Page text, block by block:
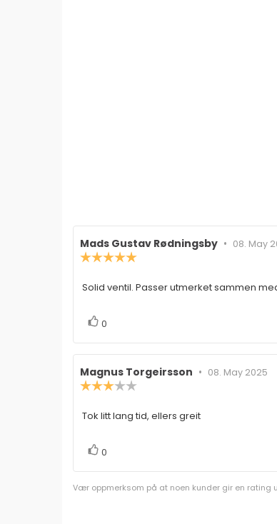
Forfatter:
Mads Gustav Rødningsby • 08. May
5
Omtaletekst:
Solid ventil. Passer utmerket sammen
Liker
0
Forfatter:
Magnus Torgeirsson • Omtaledato:
08. May 2025
5
Omtaletekst:
Tok litt lang tid, ellers greit
Liker
0
Vær oppmerksom på at noen kunder gir en